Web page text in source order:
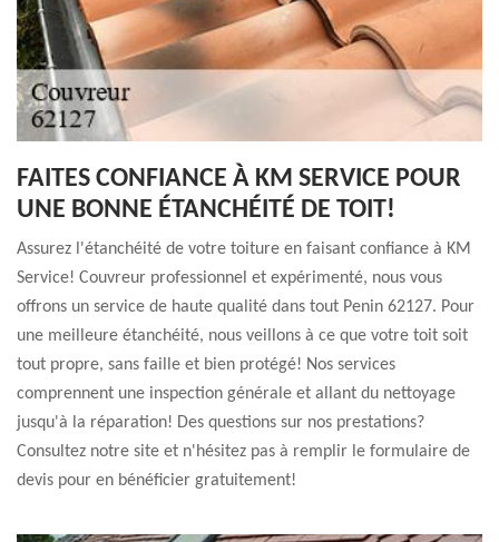
FAITES CONFIANCE À KM SERVICE POUR
UNE BONNE ÉTANCHÉITÉ DE TOIT!
Assurez l'étanchéité de votre toiture en faisant confiance à KM
Service! Couvreur professionnel et expérimenté, nous vous
offrons un service de haute qualité dans tout Penin 62127. Pour
une meilleure étanchéité, nous veillons à ce que votre toit soit
tout propre, sans faille et bien protégé! Nos services
comprennent une inspection générale et allant du nettoyage
jusqu'à la réparation! Des questions sur nos prestations?
Consultez notre site et n'hésitez pas à remplir le formulaire de
devis pour en bénéficier gratuitement!